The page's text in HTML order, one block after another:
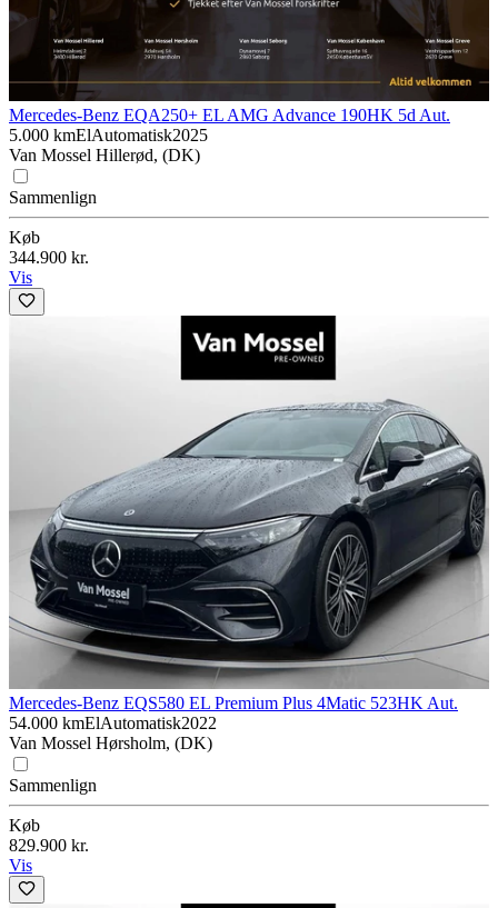
Mercedes-Benz EQA250+ EL AMG Advance 190HK 5d Aut.
5.000 kmElAutomatisk2025
Van Mossel Hillerød, (DK)
Sammenlign
Køb
344.900 kr.
Vis
Mercedes-Benz EQS580 EL Premium Plus 4Matic 523HK Aut.
54.000 kmElAutomatisk2022
Van Mossel Hørsholm, (DK)
Sammenlign
Køb
829.900 kr.
Vis